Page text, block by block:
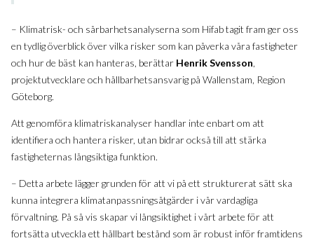
– Klimatrisk- och sårbarhetsanalyserna som Hifab tagit fram ger oss
en tydlig överblick över vilka risker som kan påverka våra fastigheter
och hur de bäst kan hanteras, berättar Henrik Svensson,
projektutvecklare och hållbarhetsansvarig på Wallenstam, Region
Göteborg.
Att genomföra klimatriskanalyser handlar inte enbart om att
identifiera och hantera risker, utan bidrar också till att stärka
fastigheternas långsiktiga funktion.
– Detta arbete lägger grunden för att vi på ett strukturerat sätt ska
kunna integrera klimatanpassningsåtgärder i vår vardagliga
förvaltning. På så vis skapar vi långsiktighet i vårt arbete för att
fortsätta utveckla ett hållbart bestånd som är robust inför framtidens